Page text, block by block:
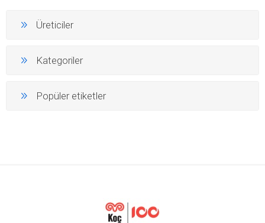
Üreticiler
Kategoriler
Popüler etiketler